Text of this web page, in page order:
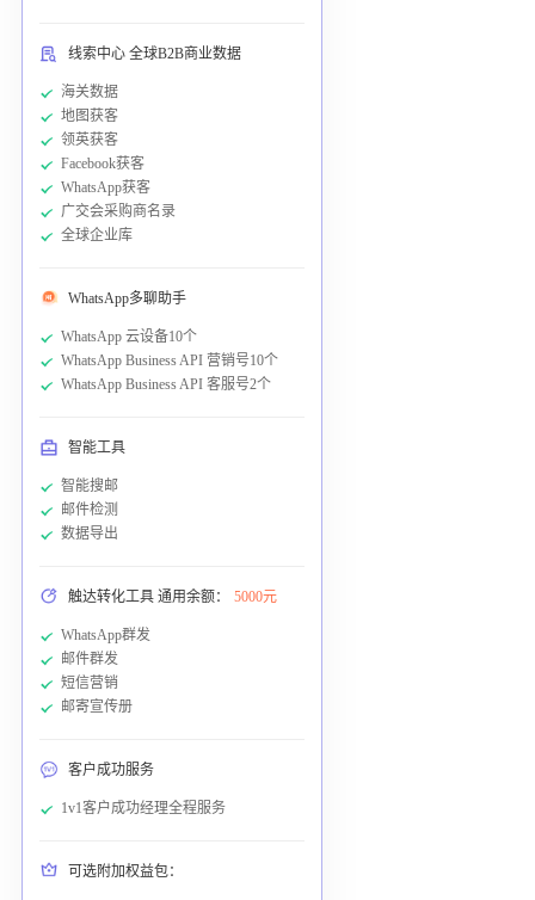
线索中心 全球B2B商业数据
海关数据
地图获客
领英获客
Facebook获客
WhatsApp获客
广交会采购商名录
全球企业库
WhatsApp多聊助手
WhatsApp 云设备10个
WhatsApp Business API 营销号10个
WhatsApp Business API 客服号2个
智能工具
智能搜邮
邮件检测
数据导出
触达转化工具 通用余额： 5000元
WhatsApp群发
邮件群发
短信营销
邮寄宣传册
客户成功服务
1v1客户成功经理全程服务
可选附加权益包：